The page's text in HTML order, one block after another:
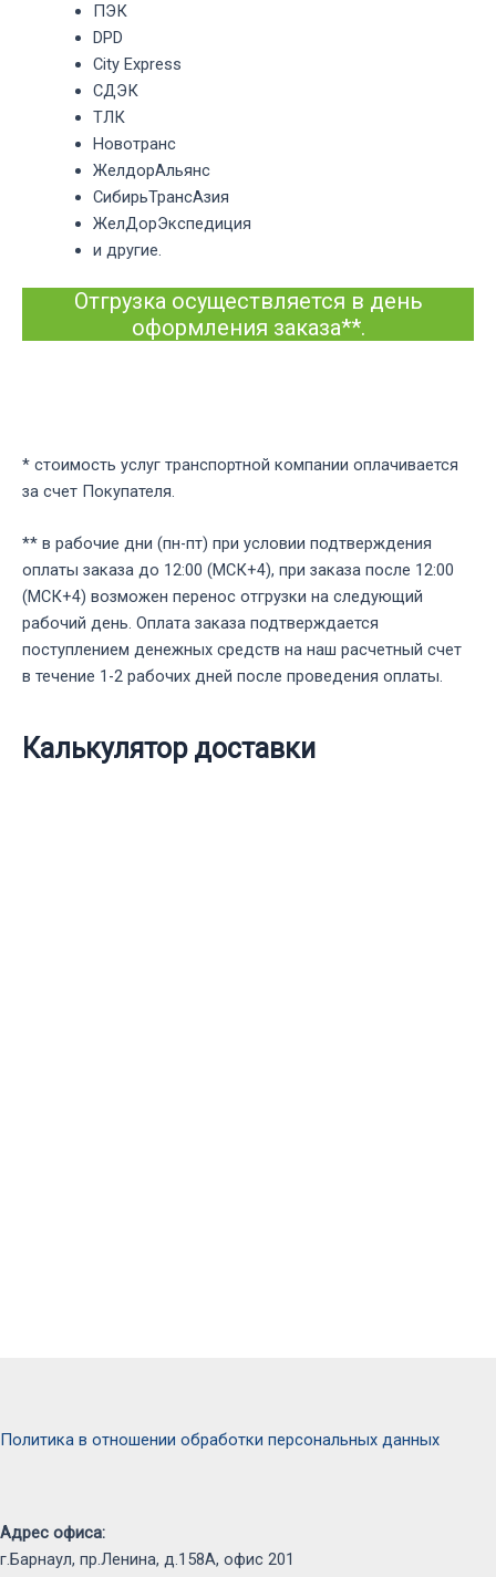
ПЭК
DPD
City Express
СДЭК
ТЛК
Новотранс
ЖелдорАльянс
СибирьТрансАзия
ЖелДорЭкспедиция
и другие.
Отгрузка осуществляется в день
оформления заказа**.
* стоимость услуг транспортной компании оплачивается
за счет Покупателя.
** в рабочие дни (пн-пт) при условии подтверждения
оплаты заказа до 12:00 (МСК+4), при заказа после 12:00
(МСК+4) возможен перенос отгрузки на следующий
рабочий день. Оплата заказа подтверждается
поступлением денежных средств на наш расчетный счет
в течение 1-2 рабочих дней после проведения оплаты.
Калькулятор доставки
Политика в отношении обработки персональных данных
Адрес офиса:
г.Барнаул, пр.Ленина, д.158А, офис 201